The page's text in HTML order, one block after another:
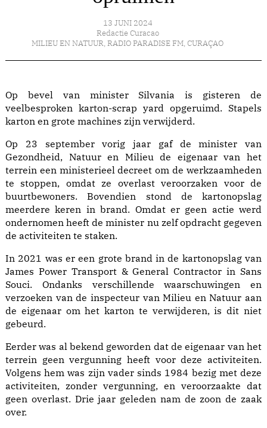
13 JUNI 2024
Redactie Curacao
MILIEU EN NATUUR, RADIO PARADISE FM, CURAÇAO
Op bevel van minister Silvania is gisteren de
veelbesproken karton-scrap yard opgeruimd. Stapels
karton en grote machines zijn verwijderd.
Op 23 september vorig jaar gaf de minister van
Gezondheid, Natuur en Milieu de eigenaar van het
terrein een ministerieel decreet om de werkzaamheden
te stoppen, omdat ze overlast veroorzaken voor de
buurtbewoners. Bovendien stond de kartonopslag
meerdere keren in brand. Omdat er geen actie werd
ondernomen heeft de minister nu zelf opdracht gegeven
de activiteiten te staken.
In 2021 was er een grote brand in de kartonopslag van
James Power Transport & General Contractor in Sans
Souci. Ondanks verschillende waarschuwingen en
verzoeken van de inspecteur van Milieu en Natuur aan
de eigenaar om het karton te verwijderen, is dit niet
gebeurd.
Eerder was al bekend geworden dat de eigenaar van het
terrein geen vergunning heeft voor deze activiteiten.
Volgens hem was zijn vader sinds 1984 bezig met deze
activiteiten, zonder vergunning, en veroorzaakte dat
geen overlast. Drie jaar geleden nam de zoon de zaak
over.